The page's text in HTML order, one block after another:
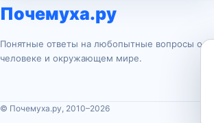
Почемуха.ру
Понятные ответы на любопытные вопросы о
человеке и окружающем мире.
© Почемуха.ру, 2010–2026